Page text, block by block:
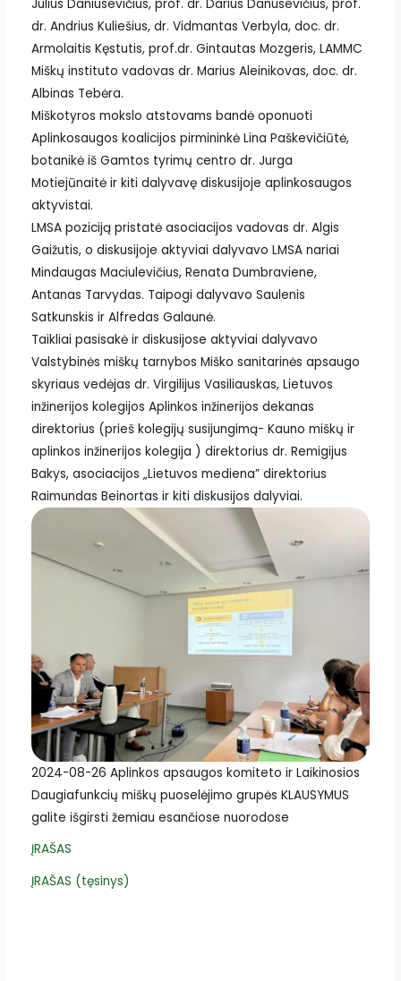
Julius Daniusevičius, prof. dr. Darius Danusevičius, prof.
dr. Andrius Kuliešius, dr. Vidmantas Verbyla, doc. dr.
Armolaitis Kęstutis, prof.dr. Gintautas Mozgeris, LAMMC
Miškų instituto vadovas dr. Marius Aleinikovas, doc. dr.
Albinas Tebėra.
Miškotyros mokslo atstovams bandė oponuoti
Aplinkosaugos koalicijos pirmininkė Lina Paškevičiūtė,
botanikė iš Gamtos tyrimų centro dr. Jurga
Motiejūnaitė ir kiti dalyvavę diskusijoje aplinkosaugos
aktyvistai.
LMSApoziciją pristatė asociacijos vadovas dr. Algis
Gaižutis, o diskusijoje aktyviai dalyvavo LMSA nariai
Mindaugas Maciulevičius, Renata Dumbraviene,
Antanas Tarvydas. Taipogi dalyvavo Saulenis
Satkunskis ir Alfredas Galaunė.
Taikliai pasisakė ir diskusijose aktyviai dalyvavo
Valstybinės miškų tarnybos Miško sanitarinės apsaugo
skyriaus vedėjas dr. Virgilijus Vasiliauskas, Lietuvos
inžinerijos kolegijos Aplinkos inžinerijos dekanas
direktorius (prieš kolegijų susijungimą- Kauno miškų ir
aplinkos inžinerijos kolegija ) direktorius dr. Remigijus
Bakys, asociacijos „Lietuvos mediena” direktorius
Raimundas Beinortas ir kiti diskusijos dalyviai.
2024-08-26 Aplinkos apsaugos komiteto ir Laikinosios
Daugiafunkcių miškų puoselėjimo grupės KLAUSYMUS
galite išgirsti žemiau esančiose nuorodose
ĮRAŠAS
ĮRAŠAS (tęsinys)